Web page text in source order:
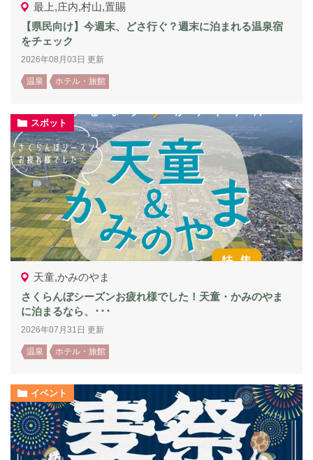
最上,庄内,村山,置賜
【県民向け】今週末、どさ行ぐ？週末に泊まれる温泉宿
をチェック
2026年08月03日 更新
温泉 ホテル・旅館
スポット
天童,かみのやま
さくらんぼシーズンお疲れ様でした！天童・かみのやま
に泊まるなら、･･･
2026年07月31日 更新
温泉 ホテル・旅館
イベント